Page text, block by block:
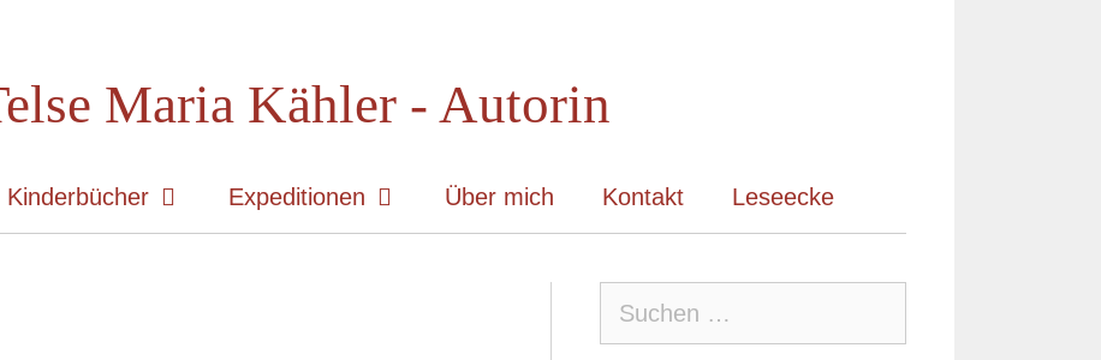
Maria Kähler - Autorin
Kinderbücher Expeditionen Über mich Kontakt Leseecke
nach: